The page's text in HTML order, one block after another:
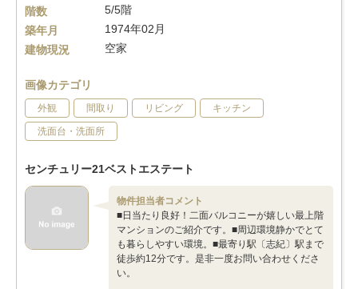
階数
5/5階
築年月
1974年02月
建物現況
空家
画像カテゴリ
外観 間取り リビング キッチン
洗面台・洗面所
センチュリー21ベストエステート
物件担当者コメント
■日当たり良好！二面バルコニーが嬉しい最上階
マンションのご紹介です。■周辺環境静かでとて
も暮らしやすい環境。■最寄り駅〔志紀〕駅まで
徒歩約12分です。是非一度お問い合わせくださ
い。